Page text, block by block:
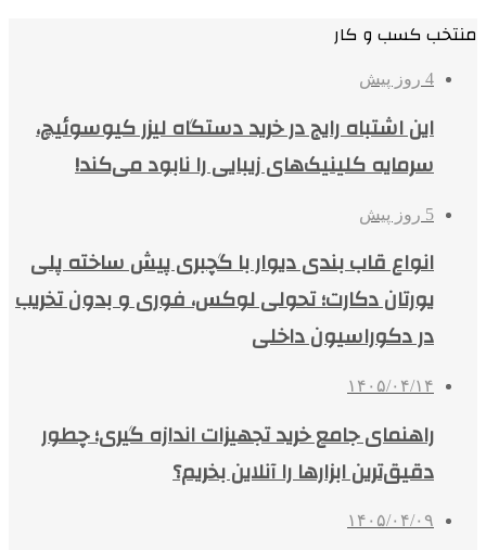
منتخب کسب و کار
4 روز پیش
این اشتباه رایج در خرید دستگاه لیزر کیوسوئیچ،
سرمایه کلینیک‌های زیبایی را نابود می‌کند!
5 روز پیش
انواع قاب بندی دیوار با گچبری پیش ساخته پلی
یورتان دکارت؛ تحولی لوکس، فوری و بدون تخریب
در دکوراسیون داخلی
۱۴۰۵/۰۴/۱۴
راهنمای جامع خرید تجهیزات اندازه گیری؛ چطور
دقیق‌ترین ابزارها را آنلاین بخریم؟
۱۴۰۵/۰۴/۰۹